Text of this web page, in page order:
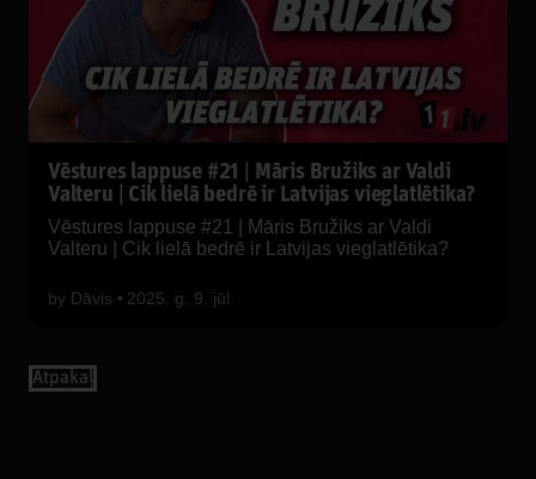
Vēstures lappuse #21 | Māris Bružiks ar Valdi
Valteru | Cik lielā bedrē ir Latvijas vieglatlētika?
Vēstures lappuse #21 | Māris Bružiks ar Valdi
Valteru | Cik lielā bedrē ir Latvijas vieglatlētika?
by Dāvis 2025. g. 9. jūl.
Аtpakaļ